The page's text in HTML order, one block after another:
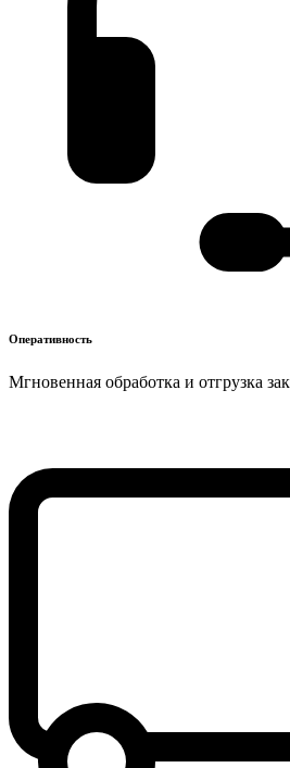
Оперативность
Мгновенная обработка и отгрузка